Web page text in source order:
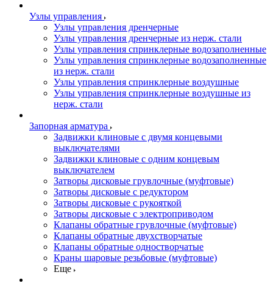
Узлы управления
Узлы управления дренчерные
Узлы управления дренчерные из нерж. стали
Узлы управления спринклерные водозаполненные
Узлы управления спринклерные водозаполненные
из нерж. стали
Узлы управления спринклерные воздушные
Узлы управления спринклерные воздушные из
нерж. стали
Запорная арматура
Задвижки клиновые с двумя концевыми
выключателями
Задвижки клиновые с одним концевым
выключателем
Затворы дисковые грувлочные (муфтовые)
Затворы дисковые с редуктором
Затворы дисковые с рукояткой
Затворы дисковые с электроприводом
Клапаны обратные грувлочные (муфтовые)
Клапаны обратные двухстворчатые
Клапаны обратные одностворчатые
Краны шаровые резьбовые (муфтовые)
Еще